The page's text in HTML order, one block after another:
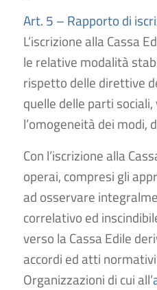
Art. 5 – Rapporto di
L’iscrizione alla Cassa
le relative modalità
rispetto delle direttive
quelle delle parti
l’omogeneità dei modi,
Con l’iscrizione alla
operai, compresi gli
ad osservare
correlativo ed
verso la Cassa Edile
accordi ed atti
Organizzazioni di cui all’